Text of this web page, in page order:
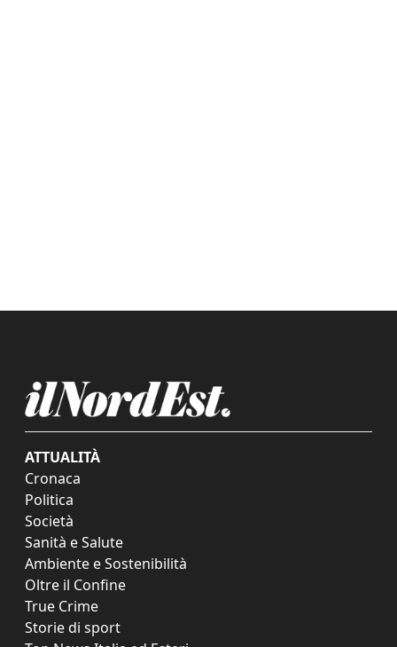
ATTUALITÀ
Cronaca
Politica
Società
Sanità e Salute
Ambiente e Sostenibilità
Oltre il Confine
True Crime
Storie di sport